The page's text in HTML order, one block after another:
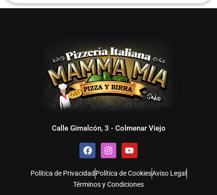
Calle Gimalcón, 3 - Colmenar Viejo
F
a
e
b
o
I
n
t
a
g
Y
o
t
u
b
Política de PrivacidadPolítica de CookiesAviso Legal
Términos y Condiciones